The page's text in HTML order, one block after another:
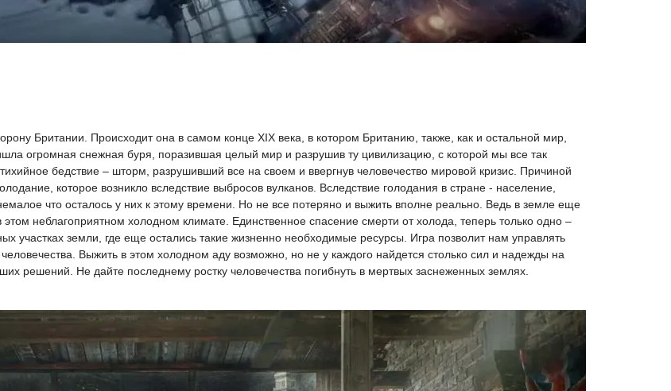
Британии. Происходит она в самом конце XIX века, в котором Британию, также, как и остальной мир,
огромная снежная буря, поразившая целый мир и разрушив ту цивилизацию, с которой мы все так
бедствие – шторм, разрушивший все на своем и ввергнув человечество мировой кризис. Причиной
которое возникло вследствие выбросов вулканов. Вследствие голодания в стране - население,
что осталось у них к этому времени. Но не все потеряно и выжить вполне реально. Ведь в земле еще
неблагоприятном холодном климате. Единственное спасение смерти от холода, теперь только одно –
участках земли, где еще остались такие жизненно необходимые ресурсы. Игра позволит нам управлять
Выжить в этом холодном аду возможно, но не у каждого найдется столько сил и надежды на
решений. Не дайте последнему ростку человечества погибнуть в мертвых заснеженных землях.